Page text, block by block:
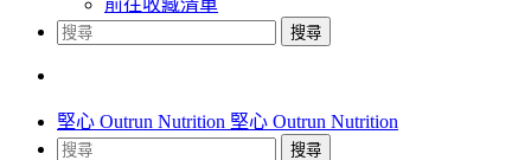
前往收藏清單
搜尋
搜尋